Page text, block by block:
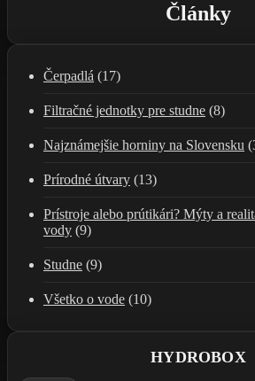
Články
Čerpadlá (17)
Filtračné jednotky pre studne (8)
Najznámejšie horniny na Slovensku
Prírodné útvary (13)
Prístroje alebo prútikári? Mýty a
vody (9)
Studne (9)
Všetko o vode (10)
HYDROBOX